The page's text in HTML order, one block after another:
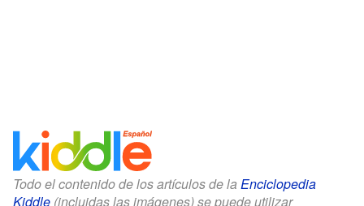
Todo el contenido de los artículos de la Enciclopedia
Kiddle (incluidas las imágenes) se puede utilizar